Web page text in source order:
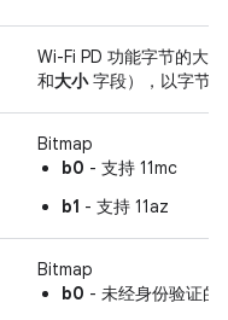
Wi-Fi PD 功能字节的大
和大小字段），以字节
Bitmap
b0 - 支持 11mc
b1 - 支持 11az
Bitmap
b0 - 未经身份验证的